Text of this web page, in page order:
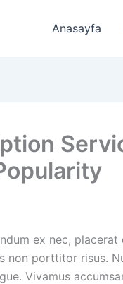
Anasayfa
ex nec, placerat
non porttitor risus.
Vivamus